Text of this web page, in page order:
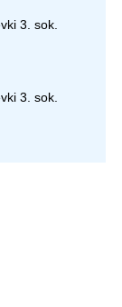
3. sok.
3. sok.